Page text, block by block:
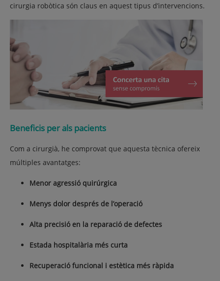
cirurgia robòtica són claus en aquest tipus d’intervencions.
Beneficis per als pacients
Com a cirurgià, he comprovat que aquesta tècnica ofereix
múltiples avantatges:
Menor agressió quirúrgica
Menys dolor després de l’operació
Alta precisió en la reparació de defectes
Estada hospitalària més curta
Recuperació funcional i estètica més ràpida